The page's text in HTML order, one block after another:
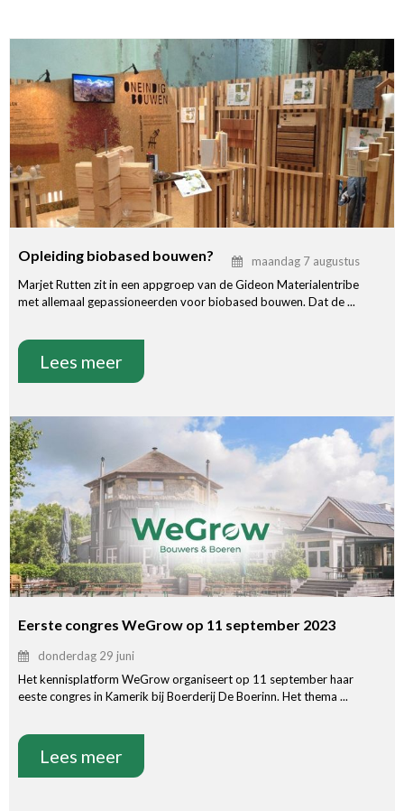
Opleiding biobased bouwen?
maandag 7 augustus
Marjet Rutten zit in een appgroep van de Gideon Materialentribe
met allemaal gepassioneerden voor biobased bouwen. Dat de ...
Lees meer
Eerste congres WeGrow op 11 september 2023
donderdag 29 juni
Het kennisplatform WeGrow organiseert op 11 september haar
eeste congres in Kamerik bij Boerderij De Boerinn. Het thema ...
Lees meer